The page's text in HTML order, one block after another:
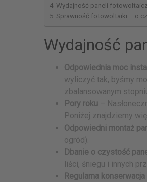
Wydajność paneli
Sprawność fotowoltaiki – o
Wydajność
Odpowiednia moc
wyliczyć tak, byśmy
zbalansowanym
Pory roku –
Poniżej znajdziemy
Odpowiedni montaż
ogród).
Dbanie o czystość
liści, śniegu i innych
Regularna